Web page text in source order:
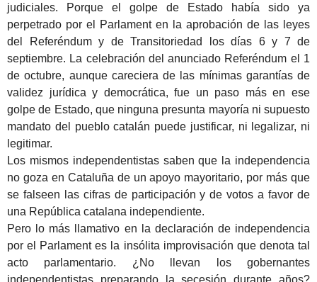
judiciales. Porque el golpe de Estado había sido ya
perpetrado por el Parlament en la aprobación de las leyes
del Referéndum y de Transitoriedad los días 6 y 7 de
septiembre. La celebración del anunciado Referéndum el 1
de octubre, aunque careciera de las mínimas garantías de
validez jurídica y democrática, fue un paso más en ese
golpe de Estado, que ninguna presunta mayoría ni supuesto
mandato del pueblo catalán puede justificar, ni legalizar, ni
legitimar.
Los mismos independentistas saben que la independencia
no goza en Cataluña de un apoyo mayoritario, por más que
se falseen las cifras de participación y de votos a favor de
una República catalana independiente.
Pero lo más llamativo en la declaración de independencia
por el Parlament es la insólita improvisación que denota tal
acto parlamentario. ¿No llevan los gobernantes
independentistas preparando la secesión durante años?